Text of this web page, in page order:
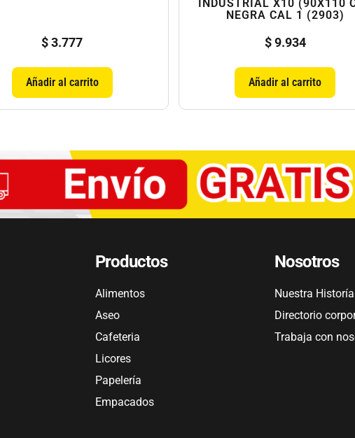
$3.777
Añadir al carrito
INDUSTRIAL X10 (90X110
NEGRA CAL 1 (2903)
$9.934
Añadir al carrito
Productos
Alimentos
Aseo
Cafeteria
Licores
Papelería
Empacados
Nosotros
Nuestra Historía
Directorio
Trabaja con